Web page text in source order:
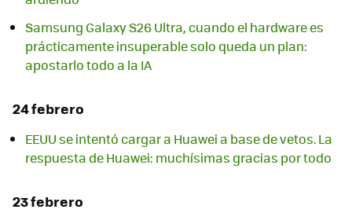
Samsung Galaxy S26 Ultra, cuando el hardware es
prácticamente insuperable solo queda un plan:
apostarlo todo a la IA
24 febrero
EEUU se intentó cargar a Huawei a base de vetos. La
respuesta de Huawei: muchísimas gracias por todo
23 febrero